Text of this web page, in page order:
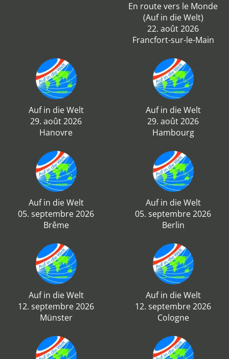
En route vers le Monde
(Auf in die Welt)
22. août 2026
Francfort-sur-le-Main
Auf in die Welt
29. août 2026
Hanovre
Auf in die Welt
29. août 2026
Hambourg
Auf in die Welt
05. septembre 2026
Brême
Auf in die Welt
05. septembre 2026
Berlin
Auf in die Welt
12. septembre 2026
Münster
Auf in die Welt
12. septembre 2026
Cologne